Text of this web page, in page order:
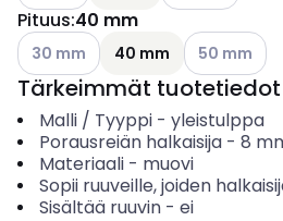
Pituus:40 mm
Katso käytettävissä olevat
30 mm 40 mm Katso
50 mm
Tärkeimmät tuotetiedot
Malli / Tyyppi- yleistulppa
Porausreiän halkaisija- 8
Materiaali- muovi
Sopii ruuveille, joiden
Sisältää ruuvin- ei